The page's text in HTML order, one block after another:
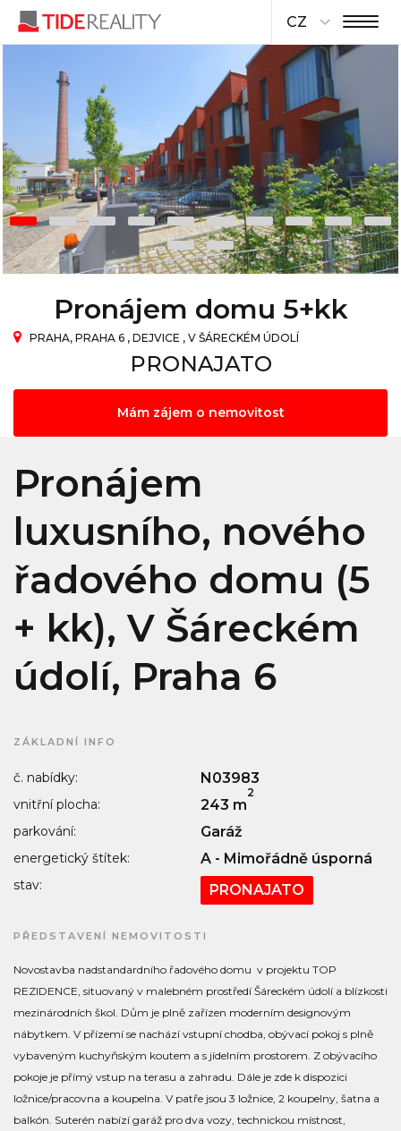
CZ
Pronájem domu 5+kk
PRAHA, PRAHA 6 , DEJVICE , V ŠÁRECKÉM ÚDOLÍ
PRONAJATO
Mám zájem o nemovitost
Pronájem
luxusního, nového
řadového domu (5
+ kk), V Šáreckém
údolí, Praha 6
ZÁKLADNÍ INFO
č. nabídky: N03983
vnitřní plocha: 243 m
2
parkování: Garáž
energetický štítek: A - Mimořádně úsporná
stav: PRONAJATO
PŘEDSTAVENÍ NEMOVITOSTI
Novostavba nadstandardního řadového domu v projektu TOP
REZIDENCE, situovaný v malebném prostředí Šáreckém údolí a blízkosti
mezinárodních škol. Dům je plně zařízen moderním designovým
nábytkem. V přízemí se nachází vstupní chodba, obývací pokoj s plně
vybaveným kuchyňským koutem a s jídelním prostorem. Z obývacího
pokoje je přímý vstup na terasu a zahradu. Dále je zde k dispozici
ložnice/pracovna a koupelna. V patře jsou 3 ložnice, 2 koupelny, šatna a
balkón. Suterén nabízí garáž pro dva vozy, technickou místnost,